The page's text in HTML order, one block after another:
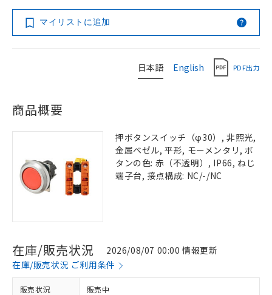
マイリストに追加
日本語 English PDF出力
商品概要
押ボタンスイッチ（φ30）, 非照光,
金属ベゼル, 平形, モーメンタリ, ボ
タンの色: 赤（不透明）, IP66, ねじ
端子台, 接点構成: NC/-/NC
在庫/販売状況
2026/08/07 00:00 情報更新
在庫/販売状況 ご利用条件
販売状況 販売中